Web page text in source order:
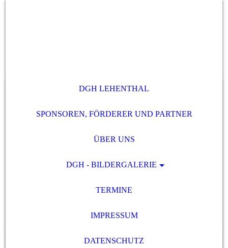
DGH LEHENTHAL
SPONSOREN, FÖRDERER UND PARTNER
ÜBER UNS
DGH - BILDERGALERIE
TERMINE
IMPRESSUM
DATENSCHUTZ